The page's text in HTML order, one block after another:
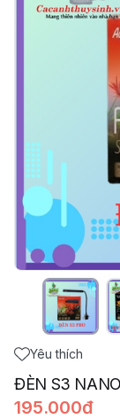
Yêu thích
ĐÈN S3
195.000đ